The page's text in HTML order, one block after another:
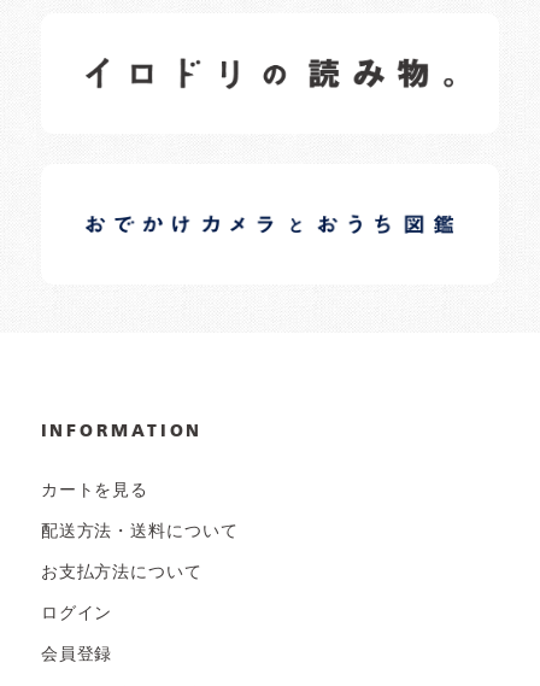
日常の様子など随時更新中です。
日常の様子など随時更新中です。
INFORMATION
カートを見る
配送方法・送料について
お支払方法について
ログイン
会員登録